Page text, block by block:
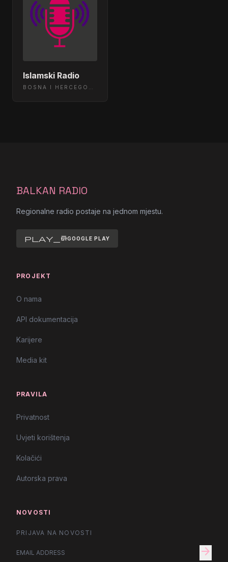
Islamski Radio
BALKAN RADIO
Regionalne radio postaje na jednom mjestu.
play_storeGOOGLE PLAY
PROJEKT
O nama
API dokumentacija
Karijere
Media kit
PRAVILA
Privatnost
Uvjeti korištenja
Kolačići
Autorska prava
NOVOSTI
PRIJAVA NA NOVOSTI
arrow_forward